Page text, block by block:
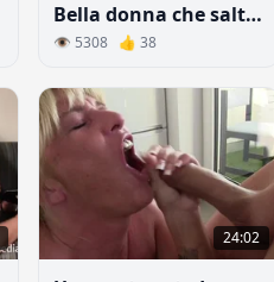
Bella donna che salta sul lungo cazzo del giovane vicino
👁 5308 👍 38
24:02